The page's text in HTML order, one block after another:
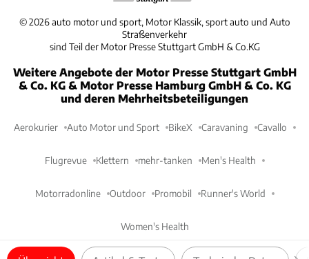
©2026 auto motor und sport, Motor Klassik, sport auto und Auto
Straßenverkehr
sind Teil der Motor Presse Stuttgart GmbH & Co.KG
Weitere Angebote der Motor Presse Stuttgart GmbH
& Co. KG & Motor Presse Hamburg GmbH & Co. KG
und deren Mehrheitsbeteiligungen
Aerokurier Auto Motor und Sport BikeX Caravaning Cavallo
Flugrevue Klettern mehr-tanken Men's Health
Motorradonline Outdoor Promobil Runner's World
Women's Health